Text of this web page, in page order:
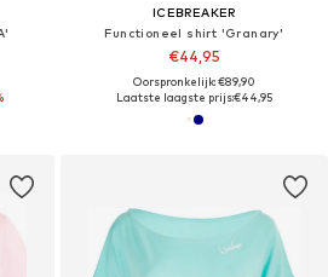
ICEBREAKER
Functioneel shirt 'Granary'
€44,95
Oorspronkelijk: €89,90
Laatste laagste prijs:€44,95